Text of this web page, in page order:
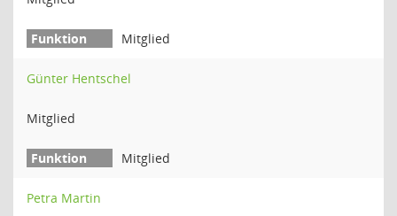
Mitglied
Günter Hentschel
Mitglied
Mitglied
Petra Martin